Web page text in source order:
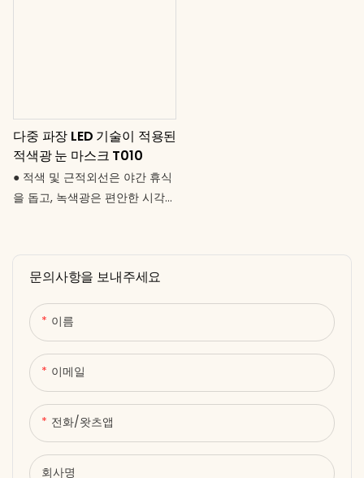
문의사항을 보내주세요
이름
이메일
전화/왓츠앱
회사명
다중 파장 LED 기술이 적용된
적색광 눈 마스크 T010
● 적색 및 근적외선은 야간 휴식
을 돕고, 녹색광은 편안한 시각적
850nm 근적외선, 520nm 녹색
광으로 눈가 전체를 효과적으로
관리합니다. ● 정밀하고 부드러
운 디자인: 민감한 눈가에 최적화
된 균일한 광 분포를 제공합니다.
● 부드러운 패브릭 소재: 편안하
고 가벼우며 피부에 자극이 없어
장시간 착용해도 좋습니다. ●
USB 전원 공급 및 컨트롤러: 간
편한 작동, 휴대성 우수, 보조 배
터리 또는 어댑터와 호환 가능. ●